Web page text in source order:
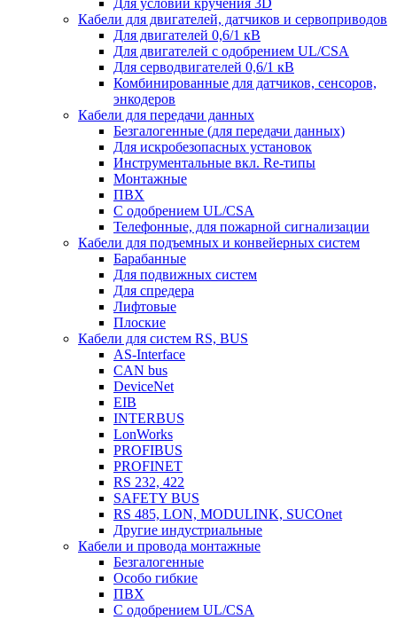
Кабели для двигателей, датчиков и сервоприводов
Для двигателей 0,6/1 кВ
Для двигателей с одобрением UL/CSA
Для серводвигателей 0,6/1 кВ
Комбинированные для датчиков, cенсоров,
энкодеров
Кабели для передачи данных
Безгалогенные (для передачи данных)
Для искробезопасных установок
Инструментальные вкл. Re-типы
Монтажные
ПВХ
С одобрением UL/CSA
Телефонные, для пожарной сигнализации
Кабели для подъемных и конвейерных систем
Барабанные
Для подвижных систем
Для спредера
Лифтовые
Плоские
Кабели для систем RS, BUS
AS-Interface
CAN bus
DeviceNet
EIB
INTERBUS
LonWorks
PROFIBUS
PROFINET
RS 232, 422
SAFETY BUS
RS 485, LON, MODULINK, SUCOnet
Другие индустриальные
Кабели и провода монтажные
Безгалогенные
Особо гибкие
ПВХ
С одобрением UL/CSA